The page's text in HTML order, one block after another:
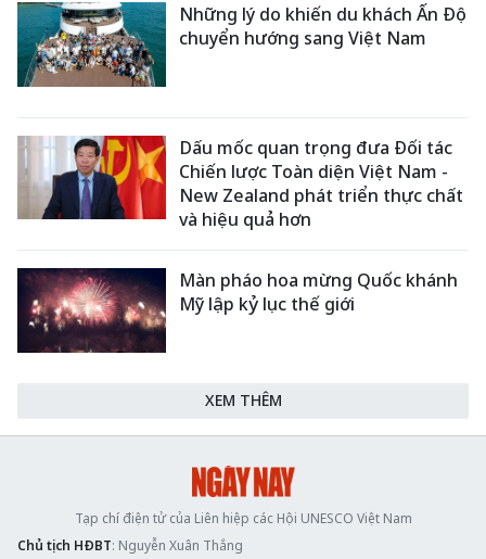
Những lý do khiến du khách Ấn Độ
chuyển hướng sang Việt Nam
Dấu mốc quan trọng đưa Đối tác
Chiến lược Toàn diện Việt Nam -
New Zealand phát triển thực chất
và hiệu quả hơn
Màn pháo hoa mừng Quốc khánh
Mỹ lập kỷ lục thế giới
XEM THÊM
Tạp chí điện tử của Liên hiệp các Hội UNESCO Việt Nam
Chủ tịch HĐBT: Nguyễn Xuân Thắng